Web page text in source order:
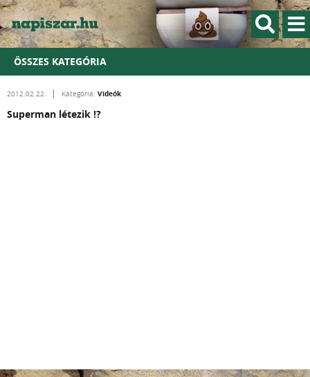
ÖSSZES KATEGÓRIA
2012.02.22. Kategória: Videók
Superman létezik !?